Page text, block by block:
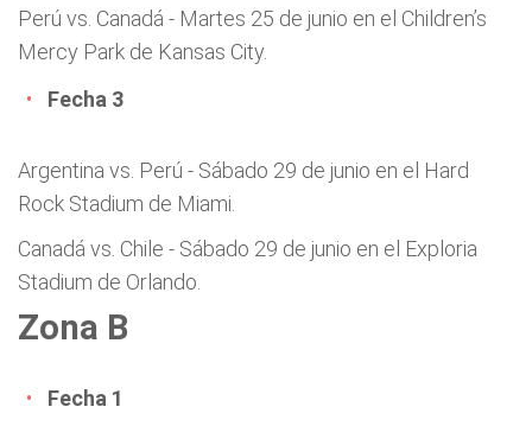
Perú vs. Canadá - Martes 25 de junio en el Children’s
Mercy Park de Kansas City.
Fecha 3
Argentina vs. Perú - Sábado 29 de junio en el Hard
Rock Stadium de Miami.
Canadá vs. Chile - Sábado 29 de junio en el Exploria
Stadium de Orlando.
Zona B
Fecha 1